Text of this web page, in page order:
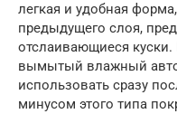
легкая и удобная
предыдущего слоя,
отслаивающиеся
вымытый влажный
использовать сразу
минусом этого типа